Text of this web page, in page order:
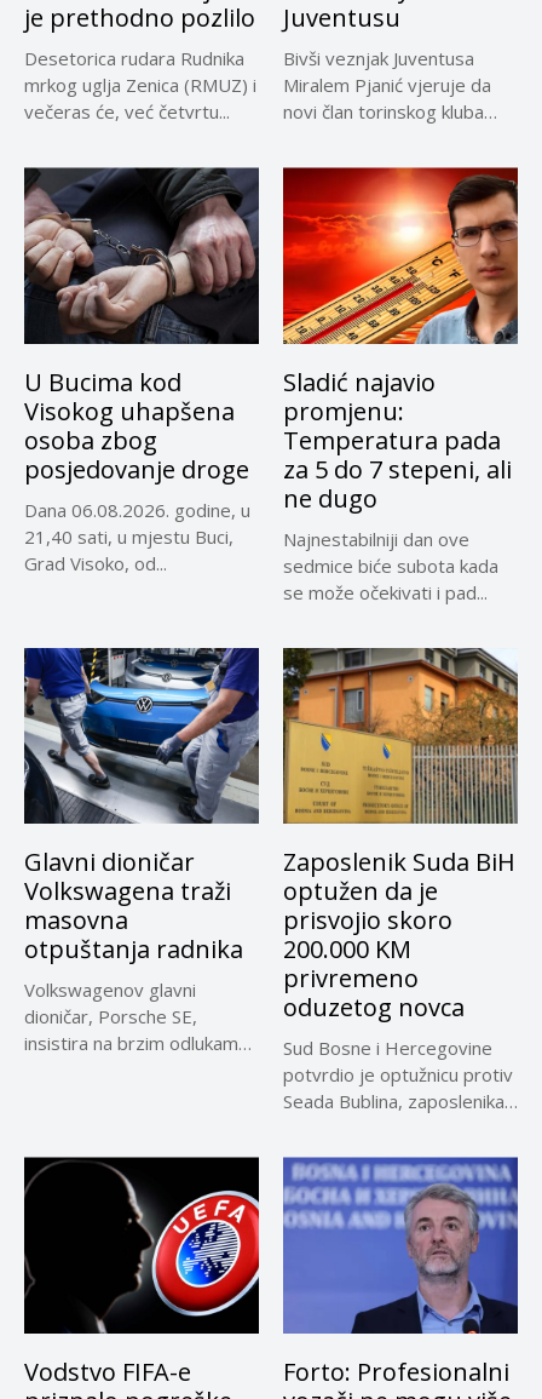
je prethodno pozlilo
Desetorica rudara Rudnika
mrkog uglja Zenica (RMUZ) i
večeras će, već četvrtu...
Juventusu
Bivši veznjak Juventusa
Miralem Pjanić vjeruje da
novi član torinskog kluba
U Bucima kod
Visokog uhapšena
osoba zbog
posjedovanje droge
Dana 06.08.2026. godine, u
21,40 sati, u mjestu Buci,
Grad Visoko, od...
Sladić najavio
promjenu:
Temperatura pada
za 5 do 7 stepeni, ali
ne dugo
Najnestabilniji dan ove
sedmice biće subota kada
se može očekivati i pad...
Glavni dioničar
Volkswagena traži
masovna
otpuštanja radnika
Volkswagenov glavni
dioničar, Porsche SE,
insistira na brzim odlukama
Zaposlenik Suda BiH
optužen da je
prisvojio skoro
200.000 KM
privremeno
oduzetog novca
Sud Bosne i Hercegovine
potvrdio je optužnicu protiv
Seada Bublina, zaposlenika
Vodstvo FIFA-e
Forto: Profesionalni